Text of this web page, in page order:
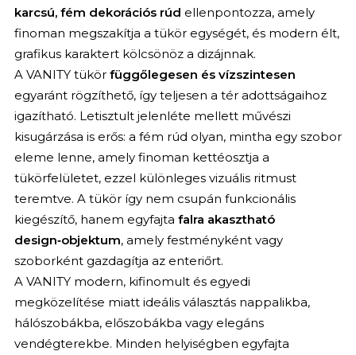
karcsú, fém dekorációs rúd ellenpontozza, amely
finoman megszakítja a tükör egységét, és modern élt,
grafikus karaktert kölcsönöz a dizájnnak.
A VANITY tükör függőlegesen és vízszintesen
egyaránt rögzíthető, így teljesen a tér adottságaihoz
igazítható. Letisztult jelenléte mellett művészi
kisugárzása is erős: a fém rúd olyan, mintha egy szobor
eleme lenne, amely finoman kettéosztja a
tükörfelületet, ezzel különleges vizuális ritmust
teremtve. A tükör így nem csupán funkcionális
kiegészítő, hanem egyfajta falra akasztható
design‑objektum, amely festményként vagy
szoborként gazdagítja az enteriőrt.
A VANITY modern, kifinomult és egyedi
megközelítése miatt ideális választás nappalikba,
hálószobákba, előszobákba vagy elegáns
vendégterekbe. Minden helyiségben egyfajta